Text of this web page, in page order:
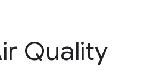
Quality